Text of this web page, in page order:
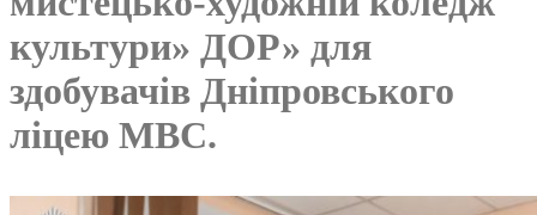
культури» ДОР» для
здобувачів Дніпровського
ліцею МВС.